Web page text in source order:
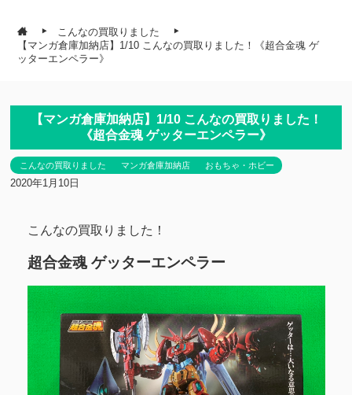
こんなの買取りました
【マンガ倉庫加納店】1/10 こんなの買取りました！《超合金魂 ゲ
ッターエンペラー》
【マンガ倉庫加納店】1/10 こんなの買取りました！
《超合金魂 ゲッターエンペラー》
こんなの買取りました マンガ倉庫加納店 おもちゃ・ホビー
2020年1月10日
こんなの買取りました！
超合金魂 ゲッターエンペラー